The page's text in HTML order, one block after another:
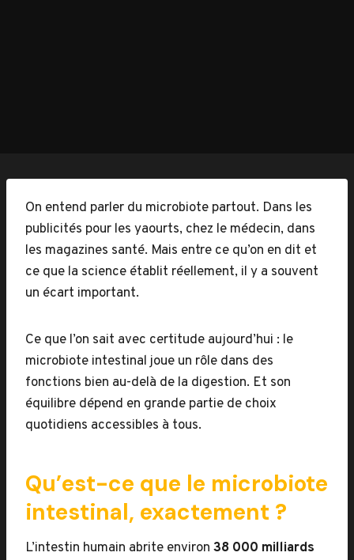
On entend parler du microbiote partout. Dans les
publicités pour les yaourts, chez le médecin, dans
les magazines santé. Mais entre ce qu’on en dit et
ce que la science établit réellement, il y a souvent
un écart important.
Ce que l’on sait avec certitude aujourd’hui : le
microbiote intestinal joue un rôle dans des
fonctions bien au-delà de la digestion. Et son
équilibre dépend en grande partie de choix
quotidiens accessibles à tous.
Qu’est-ce que le microbiote
intestinal, exactement ?
L’intestin humain abrite environ 38 000 milliards